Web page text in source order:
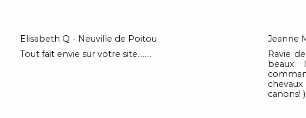
Elisabeth Q - Neuville de Poitou
Tout fait envie sur votre site........
Jeanne
Ravie
beaux
canons! )